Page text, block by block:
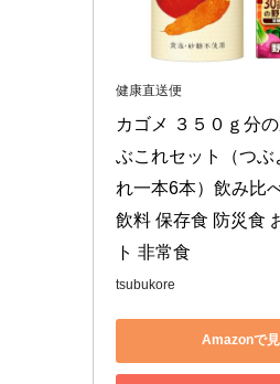
健康直送便
カゴメ ３５０ｇ分
ぶこれセット（つぶ
れ一本6本）飲み比
飲料 保存食 防災食
ト 非常食
tsubukore
Amazonで